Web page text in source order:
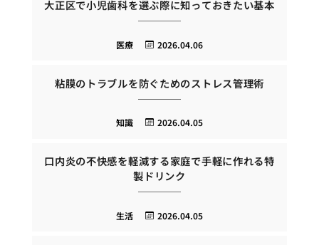
大正区で小児歯科を選ぶ際に知っておきたい基本
2026.04.06
医療
粘膜のトラブルを防ぐためのストレス管理術
2026.04.05
知識
口内炎の不快感を軽減する家庭で手軽に作れる特
製ドリンク
2026.04.05
生活